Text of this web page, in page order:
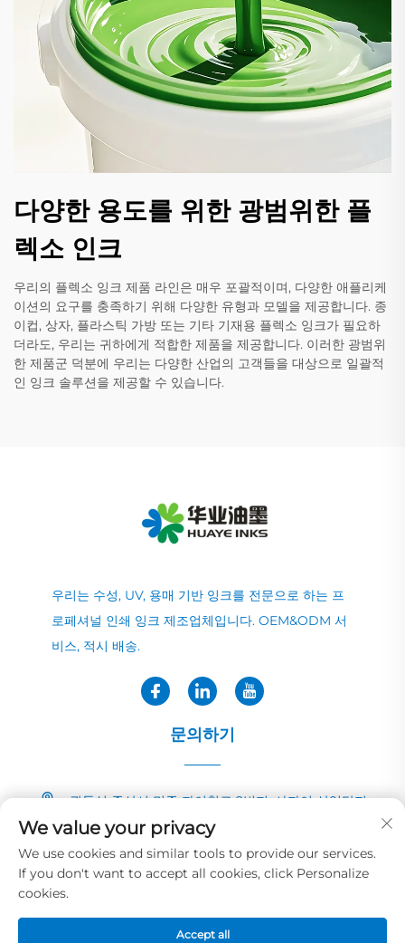
다양한 용도를 위한 광범위한 플
렉소 인크
우리의 플렉소 잉크 제품 라인은 매우 포괄적이며, 다양한 애플리케
이션의 요구를 충족하기 위해 다양한 유형과 모델을 제공합니다. 종
이컵, 상자, 플라스틱 가방 또는 기타 기재용 플렉소 잉크가 필요하
더라도, 우리는 귀하에게 적합한 제품을 제공합니다. 이러한 광범위
한 제품군 덕분에 우리는 다양한 산업의 고객들을 대상으로 일괄적
인 잉크 솔루션을 제공할 수 있습니다.
우리는 수성, UV, 용매 기반 잉크를 전문으로 하는 프
로페셔널 인쇄 잉크 제조업체입니다. OEM&ODM 서
비스, 적시 배송.
문의하기
광둥성 중산시 민중 자이칭로 2번지, 샤자이 산업단지
+86-13726040081
[email protected]
We value your privacy
We use cookies and similar tools to provide our services.
If you don't want to accept all cookies, click Personalize
cookies.
Accept all